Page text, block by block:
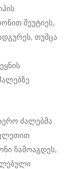
შეუტიეს,
თუმცა
ძალებმა
ჩამოაგდეს,